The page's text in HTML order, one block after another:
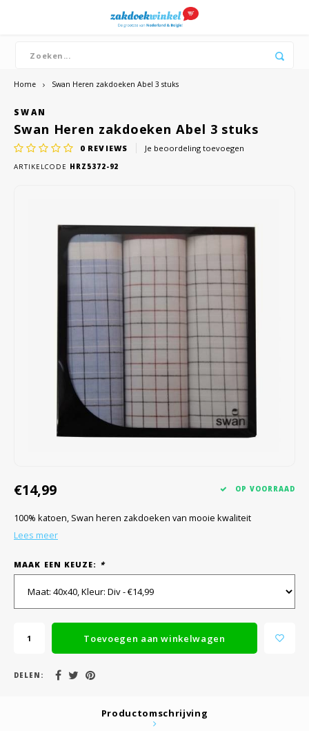
Hoofdmenu / boeren zakdoeken
Bandana's
Hoofdmenu / dames
Zakdoeken
Hoofdmenu / heren
Zakdoeken
Hoofdmenu / merken
Dutch zakdoeken
Home Swan Heren zakdoeken Abel 3 stuks
SWAN
Swan Heren zakdoeken Abel 3 stuks
0 REVIEWS Je beoordeling toevoegen
ARTIKELCODE HRZ5372-92
€14,99 OP VOORRAAD
100% katoen, Swan heren zakdoeken van mooie kwaliteit
Lees meer
MAAK EEN KEUZE: *
Toevoegen aan winkelwagen
DELEN:
Productomschrijving